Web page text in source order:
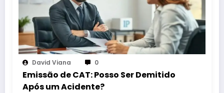
David Viana 0
Emissão de CAT: Posso Ser Demitido
Após um Acidente?